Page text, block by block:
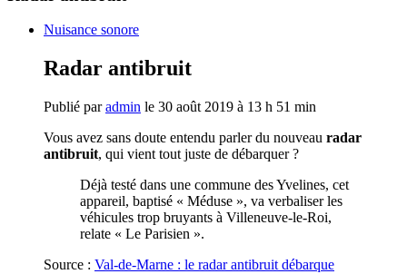
Nuisance sonore
Radar antibruit
Publié paradmin le 30 août 2019 à 13 h 51 min
Vous avez sans doute entendu parler du nouveau radar
antibruit, qui vient tout juste de débarquer ?
Déjà testé dans une commune des Yvelines, cet
appareil, baptisé « Méduse », va verbaliser les
véhicules trop bruyants à Villeneuve-le-Roi,
relate « Le Parisien ».
Source : Val-de-Marne : le radar antibruit débarque